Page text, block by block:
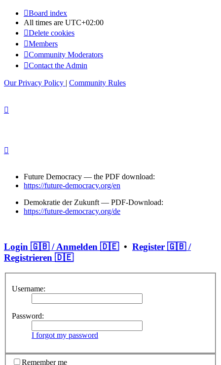
Board index
All times are UTC+02:00
Delete cookies
Members
Community Moderators
Contact the Admin
Our Privacy Policy | Community Rules
Future Democracy — the PDF download:
https://future-democracy.org/en
Demokratie der Zukunft — PDF-Download:
https://future-democracy.org/de
Login 🇬🇧 / Anmelden 🇩🇪• Register 🇬🇧 /
Registrieren 🇩🇪
Username:
Password:
I forgot my password
Remember me